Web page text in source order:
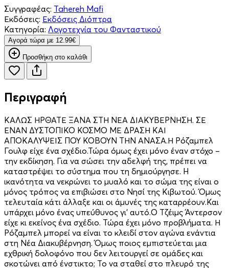
Συγγραφέας: Tahereh Mafi
Εκδόσεις: Εκδόσεις Διόπτρα
Κατηγορία: Λογοτεχνία του Φανταστικού
Aγορά τώρα με 12.99€
Προσθήκη στο καλάθι
Περιγραφή
ΚΑΛΩΣ ΗΡΘΑΤΕ ΞΑΝΑ ΣΤΗ ΝΕΑ ΔΙΑΚΥΒΕΡΝΗΣΗ. ΣΕ
ΕΝΑΝ ΔΥΣΤΟΠΙΚΟ ΚΟΣΜΟ ΜΕ ΔΡΑΣΗ ΚΑΙ
ΑΠΟΚΑΛΥΨΕΙΣ ΠΟΥ ΚΟΒΟΥΝ ΤΗΝ ΑΝΑΣΑ.Η Ρόζαμπελ
Γουλφ είχε ένα σχέδιο.Τώρα όμως έχει μόνο έναν στόχο –
την εκδίκηση. Για να σώσει την αδελφή της, πρέπει να
καταστρέψει το σύστημα που τη δημιούργησε. H
ικανότητα να νεκρώνει το μυαλό και το σώμα της είναι ο
μόνος τρόπος να επιβιώσει στο Νησί της Κιβωτού. Όμως
τελευταία κάτι άλλαξε και οι άμυνές της καταρρέουν.Και
υπάρχει μόνο ένας υπεύθυνος γι’ αυτό.Ο Τζέιμς Άντερσον
είχε κι εκείνος ένα σχέδιο. Τώρα έχει μόνο προβλήματα. Η
Ρόζαμπελ μπορεί να είναι το κλειδί στον αγώνα ενάντια
στη Νέα Διακυβέρνηση. Όμως ποιος εμπιστεύεται μια
εχθρική δολοφόνο που δεν λειτουργεί σε ομάδες και
σκοτώνει από ένστικτο; Το να σταθεί στο πλευρό της